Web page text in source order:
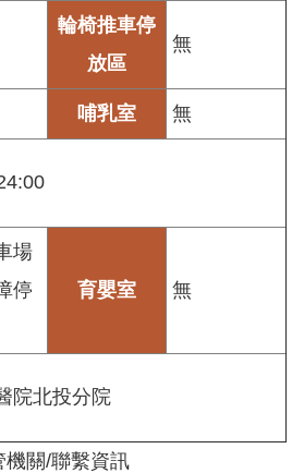
輪椅推車停
放區
無
哺乳室 無
場
停
育嬰室 無
院北投分院
機關/聯繫資訊